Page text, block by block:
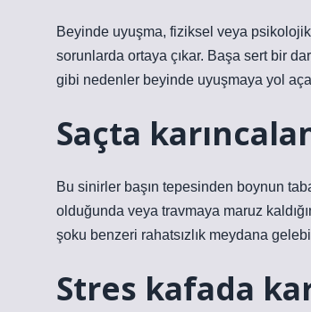
Beyinde uyuşma, fiziksel veya
sorunlarda ortaya çıkar. Başa sert bir
gibi nedenler beyinde uyuşmaya yol
Saçta
Bu sinirler başın tepesinden boynun
olduğunda veya travmaya maruz
şoku benzeri rahatsızlık meydana
Stres kafada